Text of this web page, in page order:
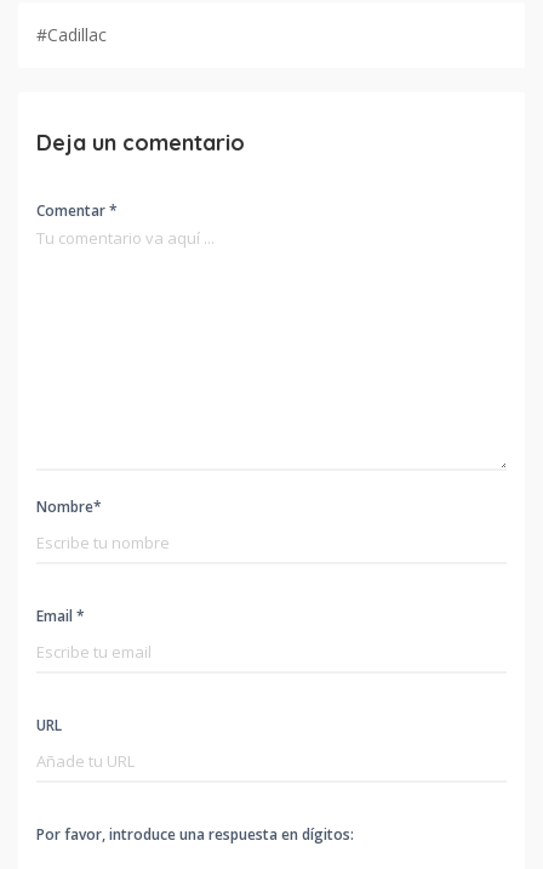
#Cadillac
Deja un comentario
Comentar *
Nombre*
Email *
URL
Por favor, introduce una respuesta en dígitos: